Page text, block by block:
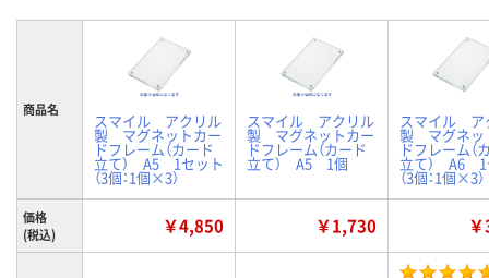
商品名
スマイル アクリル
製 マグネットカー
ドフレーム（カード
立て） A5 1セット
（3個：1個×3）
スマイル アクリル
製 マグネットカー
ドフレーム（カード
立て） A5 1個
スマイル ア
製 マグネッ
ドフレーム（
立て） A6 1
（3個：1個×3）
価格
(税込)
￥4,850 ￥1,730